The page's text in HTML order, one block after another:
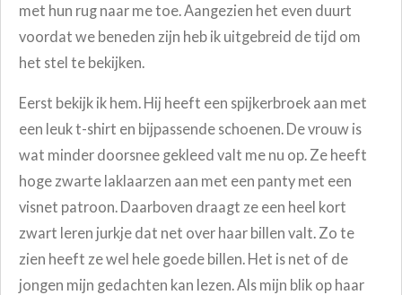
met hun rug naar me toe. Aangezien het even duurt
voordat we beneden zijn heb ik uitgebreid de tijd om
het stel te bekijken.
Eerst bekijk ik hem. Hij heeft een spijkerbroek aan met
een leuk t-shirt en bijpassende schoenen. De vrouw is
wat minder doorsnee gekleed valt me nu op. Ze heeft
hoge zwarte laklaarzen aan met een panty met een
visnet patroon. Daarboven draagt ze een heel kort
zwart leren jurkje dat net over haar billen valt. Zo te
zien heeft ze wel hele goede billen. Het is net of de
jongen mijn gedachten kan lezen. Als mijn blik op haar